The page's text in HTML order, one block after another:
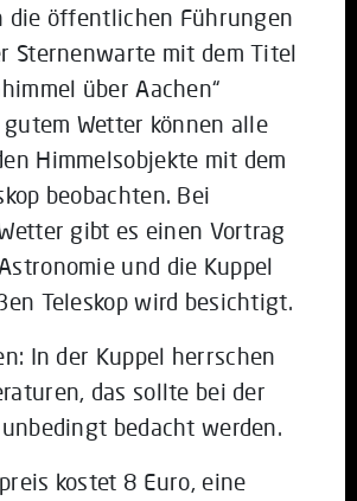
die öffentlichen Führungen
Sternenwarte mit dem Titel
über Aachen“
Wetter können alle
Himmelsobjekte mit dem
beobachten. Bei
gibt es einen Vortrag
und die Kuppel
Teleskop wird besichtigt.
In der Kuppel herrschen
das sollte bei der
bedacht werden.
kostet 8 Euro, eine